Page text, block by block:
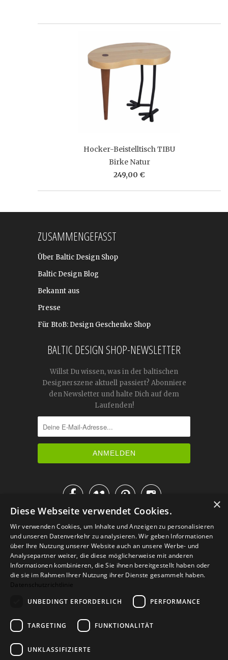
Hocker-Beistelltisch TIBU
Birke Natur
249,00 €
ZUSAMMENGEFASST
Über Baltic Design Shop
Baltic Design Blog
Bekannt aus
Presse
Für BtoB: Design Geschenke Shop
BALTIC DESIGN SHOP-NEWSLETTER
Willst Du wissen, was in der baltischen
Designerszene aktuell passiert? Abonniere
den Newsletter und halte Dich auf dem
Laufenden!

IM KATALOG BLÄTTERN
Versand Zahlarten
Retoure
Widerrufsformular
×
Diese Webseite verwendet Cookies.
Wir verwenden Cookies, um Inhalte und Anzeigen zu personalisieren
und unseren Datenverkehr zu analysieren. Wir geben Informationen
über Ihre Nutzung unserer Website auch an unsere Werbe- und
Analysepartner weiter, die diese möglicherweise mit anderen
Informationen kombinieren, die Sie ihnen bereitgestellt haben oder
die sie im Rahmen Ihrer Nutzung ihrer Dienste gesammelt haben.
Datenschutzrichtlinie
UNBEDINGT ERFORDERLICH
PERFORMANCE
TARGETING FUNKTIONALITÄT
UNKLASSIFIZIERTE